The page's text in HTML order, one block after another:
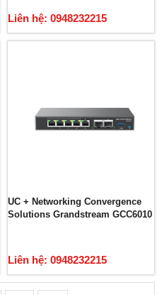
Liên hệ: 0948232215
UC + Networking Convergence
Solutions Grandstream GCC6010
Liên hệ: 0948232215